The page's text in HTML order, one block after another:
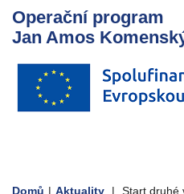
Operační program
Jan Amos
Domů | Aktuality | Start druhé